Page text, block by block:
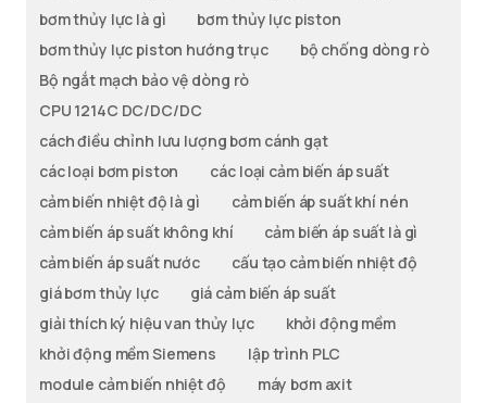
bơm thủy lực là gì
bơm thủy lực piston
bơm thủy lực piston hướng trục
bộ chống dòng rò
Bộ ngắt mạch bảo vệ dòng rò
CPU 1214C DC/DC/DC
cách điều chỉnh lưu lượng bơm cánh gạt
các loại bơm piston
các loại cảm biến áp suất
cảm biến nhiệt độ là gì
cảm biến áp suất khí nén
cảm biến áp suất không khí
cảm biến áp suất là gì
cảm biến áp suất nước
cấu tạo cảm biến nhiệt độ
giá bơm thủy lực
giá cảm biến áp suất
giải thích ký hiệu van thủy lực
khởi động mềm
khởi động mềm Siemens
lập trình PLC
module cảm biến nhiệt độ
máy bơm axit